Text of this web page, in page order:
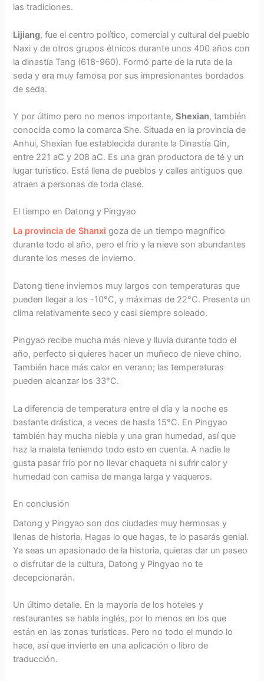
las tradiciones.
Lijiang, fue el centro político, comercial y cultural del pueblo
Naxi y de otros grupos étnicos durante unos 400 años con
la dinastía Tang (618-960). Formó parte de la ruta de la
seda y era muy famosa por sus impresionantes bordados
de seda.
Y por último pero no menos importante,Shexian, también
conocida como la comarca She. Situada en la provincia de
Anhui, Shexian fue establecida durante la Dinastía Qin,
entre 221 aC y 208 aC. Es una gran productora de té y un
lugar turístico. Está llena de pueblos y calles antiguos que
atraen a personas de toda clase.
El tiempo en Datong y Pingyao
La provincia de Shanxi goza de un tiempo magnífico
durante todo el año, pero el frío y la nieve son abundantes
durante los meses de invierno.
Datong tiene inviernos muy largos con temperaturas que
pueden llegar a los -10°C, y máximas de 22°C. Presenta un
clima relativamente seco y casi siempre soleado.
Pingyao recibe mucha más nieve y lluvia durante todo el
año, perfecto si quieres hacer un muñeco de nieve chino.
También hace más calor en verano; las temperaturas
pueden alcanzar los 33°C.
La diferencia de temperatura entre el día y la noche es
bastante drástica, a veces de hasta 15°C. En Pingyao
también hay mucha niebla y una gran humedad, así que
haz la maleta teniendo todo esto en cuenta. A nadie le
gusta pasar frío por no llevar chaqueta ni sufrir calor y
humedad con camisa de manga larga y vaqueros.
En conclusión
Datong y Pingyao son dos ciudades muy hermosas y
llenas de historia. Hagas lo que hagas, te lo pasarás genial.
Ya seas un apasionado de la historia, quieras dar un paseo
o disfrutar de la cultura, Datong y Pingyao no te
decepcionarán.
Un último detalle. En la mayoría de los hoteles y
restaurantes se habla inglés, por lo menos en los que
están en las zonas turísticas. Pero no todo el mundo lo
hace, así que invierte en una aplicación o libro de
traducción.